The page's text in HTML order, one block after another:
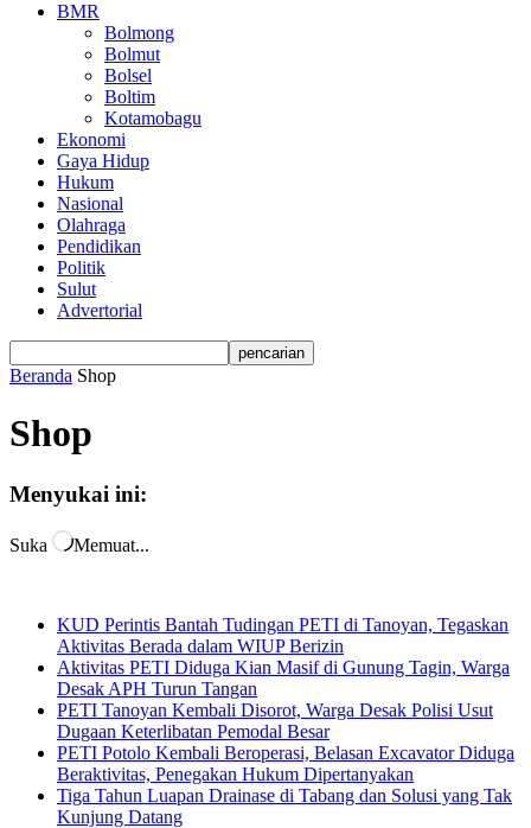
BMR
Bolmong
Bolmut
Bolsel
Boltim
Kotamobagu
Ekonomi
Gaya Hidup
Hukum
Nasional
Olahraga
Pendidikan
Politik
Sulut
Advertorial
Beranda Shop
Shop
Menyukai ini:
Suka Memuat...
KUD Perintis Bantah Tudingan PETI di Tanoyan, Tegaskan
Aktivitas Berada dalam WIUP Berizin
Aktivitas PETI Diduga Kian Masif di Gunung Tagin, Warga
Desak APH Turun Tangan
PETI Tanoyan Kembali Disorot, Warga Desak Polisi Usut
Dugaan Keterlibatan Pemodal Besar
PETI Potolo Kembali Beroperasi, Belasan Excavator Diduga
Beraktivitas, Penegakan Hukum Dipertanyakan
Tiga Tahun Luapan Drainase di Tabang dan Solusi yang Tak
Kunjung Datang